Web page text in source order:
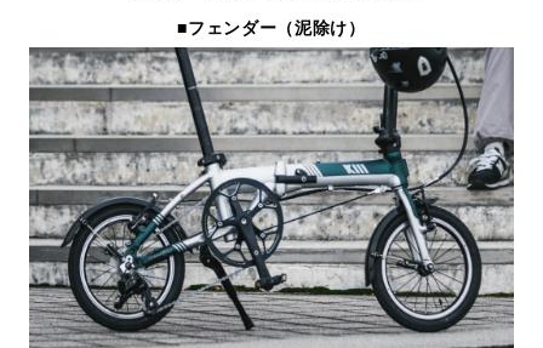
■フェンダー（泥除け）